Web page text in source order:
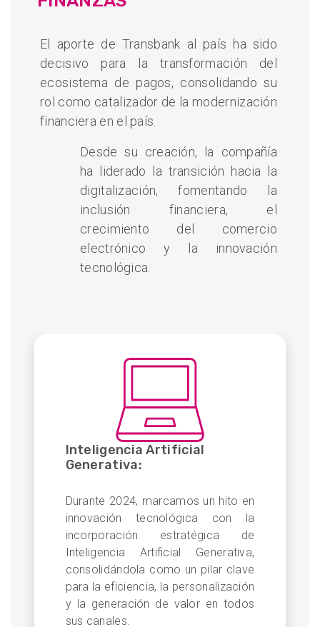
El aporte de Transbank al país ha sido
decisivo para la transformación del
ecosistema de pagos, consolidando su
rol como catalizador de la modernización
financiera en el país.
Desde su creación, la compañía
ha liderado la transición hacia la
digitalización, fomentando la
inclusión financiera, el
crecimiento del comercio
electrónico y la innovación
tecnológica.
Inteligencia Artificial
Generativa:
Durante 2024, marcamos un hito en
innovación tecnológica con la
incorporación estratégica de
Inteligencia Artificial Generativa,
consolidándola como un pilar clave
para la eficiencia, la personalización
y la generación de valor en todos
sus canales.